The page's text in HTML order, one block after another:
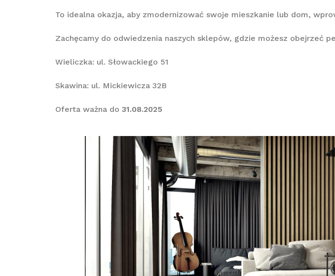
To idealna okazja, aby zmodernizować swoje mieszkanie lub dom,
Zachęcamy do odwiedzenia naszych sklepów, gdzie możesz obejrzeć
Wieliczka: ul. Słowackiego 51
Skawina: ul. Mickiewicza 32B
Oferta ważna do 31.08.2025